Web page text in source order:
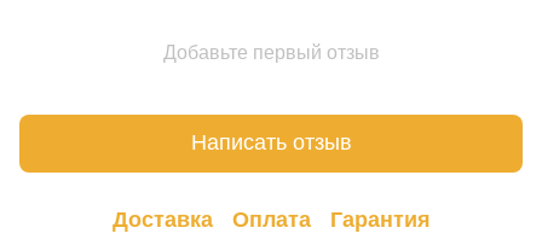
Добавьте первый отзыв
Написать отзыв
Доставка Оплата Гарантия